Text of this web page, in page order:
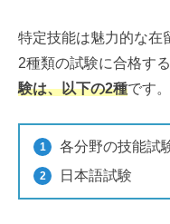
特定技能は魅力的な在
2種類の試験に合格す
験は、以下の2種です。
各分野の技能試
日本語試験